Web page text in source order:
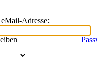
Adresse: